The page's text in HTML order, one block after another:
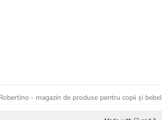
- magazin de produse pentru copii și